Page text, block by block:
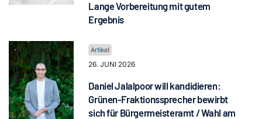
Lange Vorbereitung mit gutem
Ergebnis
26. JUNI 2026
Daniel Jalalpoor will kandidieren:
Grünen-Fraktionssprecher bewirbt
sich für Bürgermeisteramt / Wahl am